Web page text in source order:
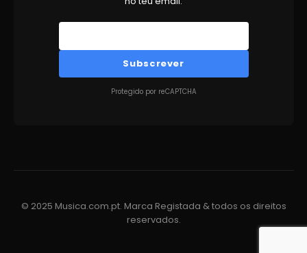
Subscrever
Protegido por reCAPTCHA
© 2025 Musica.com.pt. Marca Registada & todos os direitos
reservados.